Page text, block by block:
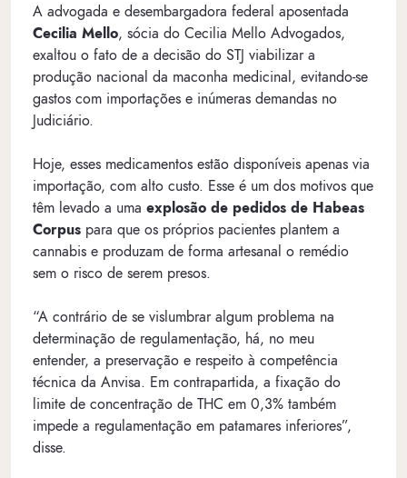
A advogada e desembargadora federal aposentada
Cecilia Mello, sócia do Cecilia Mello Advogados,
exaltou o fato de a decisão do STJ viabilizar a
produção nacional da maconha medicinal, evitando-se
gastos com importações e inúmeras demandas no
Judiciário.
Hoje, esses medicamentos estão disponíveis apenas via
importação, com alto custo. Esse é um dos motivos que
têm levado a uma explosão de pedidos de Habeas
Corpus para que os próprios pacientes plantem a
cannabis e produzam de forma artesanal o remédio
sem o risco de serem presos.
“A contrário de se vislumbrar algum problema na
determinação de regulamentação, há, no meu
entender, a preservação e respeito à competência
técnica da Anvisa. Em contrapartida, a fixação do
limite de concentração de THC em 0,3% também
impede a regulamentação em patamares inferiores”,
disse.